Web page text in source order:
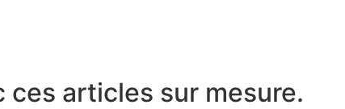
ces articles sur mesure.